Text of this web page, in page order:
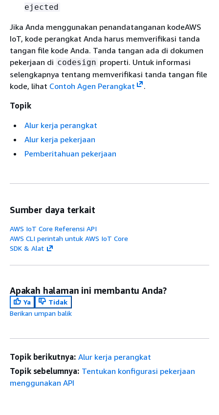
ejected
Jika Anda menggunakan penandatanganan kodeAWS
IoT, kode perangkat Anda harus memverifikasi tanda
tangan file kode Anda. Tanda tangan ada di dokumen
pekerjaan di codesign properti. Untuk informasi
selengkapnya tentang memverifikasi tanda tangan file
kode, lihat Contoh Agen Perangkat
.
Topik
Alur kerja perangkat
Alur kerja pekerjaan
Pemberitahuan pekerjaan
Sumber daya terkait
AWS IoT Core Referensi API
AWS CLI perintah untuk AWS IoT Core
SDK & Alat
Apakah halaman ini membantu Anda?
Ya
Tidak
Berikan umpan balik
Topik berikutnya: Alur kerja perangkat
Topik sebelumnya: Tentukan konfigurasi pekerjaan
menggunakan API